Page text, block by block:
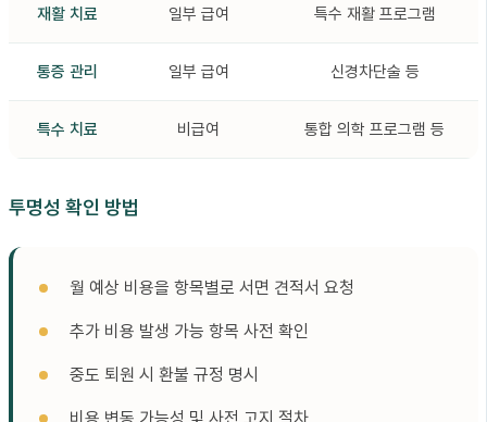
재활 치료 일부 급여 특수 재활 프로그램
통증 관리 일부 급여 신경차단술 등
특수 치료 비급여 통합 의학 프로그램 등
투명성 확인 방법
월 예상 비용을 항목별로 서면 견적서 요청
추가 비용 발생 가능 항목 사전 확인
중도 퇴원 시 환불 규정 명시